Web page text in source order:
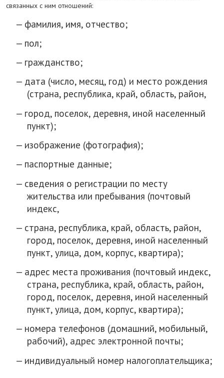
связанных с ним отношений:
фамилия, имя, отчество;
пол;
гражданство;
дата (число, месяц, год) и место рождения
(страна, республика, край, область, район,
город, поселок, деревня, иной населенный
пункт);
изображение (фотография);
паспортные данные;
сведения о регистрации по месту
жительства или пребывания (почтовый
индекс,
страна, республика, край, область, район,
город, поселок, деревня, иной населенный
пункт, улица, дом, корпус, квартира);
адрес места проживания (почтовый индекс,
страна, республика, край, область, район,
город, поселок, деревня, иной населенный
пункт, улица, дом, корпус, квартира);
номера телефонов (домашний, мобильный,
рабочий), адрес электронной почты;
индивидуальный номер налогоплательщика;